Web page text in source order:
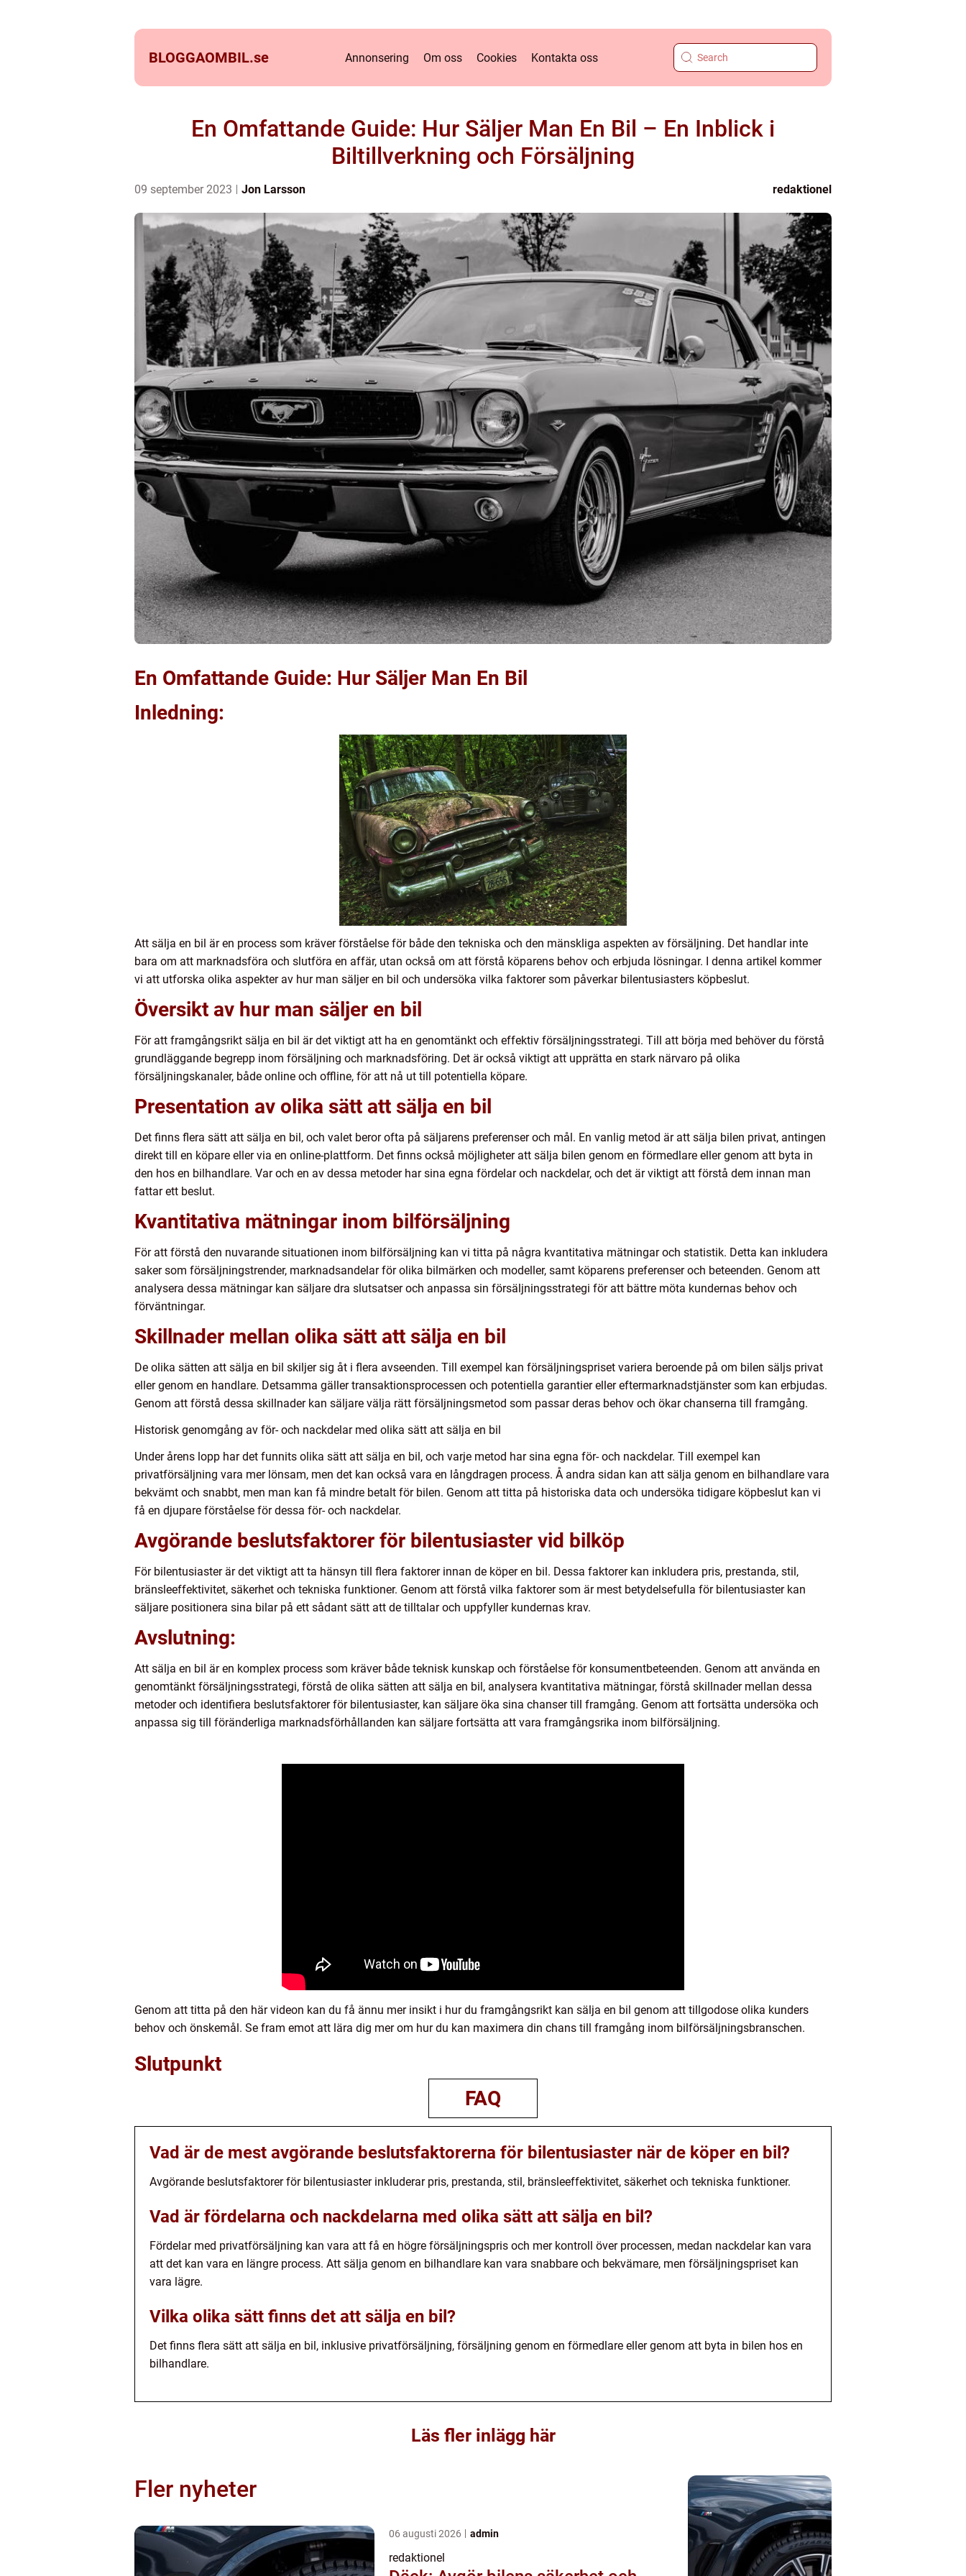
BLOGGAOMBIL.se Annonsering Om oss Cookies Kontakta oss
En Omfattande Guide: Hur Säljer Man En Bil – En Inblick i
Biltillverkning och Försäljning
09 september 2023 Jon Larsson redaktionel
En Omfattande Guide: Hur Säljer Man En Bil
Inledning:
Att sälja en bil är en process som kräver förståelse för både den tekniska och den mänskliga aspekten av försäljning. Det handlar inte
bara om att marknadsföra och slutföra en affär, utan också om att förstå köparens behov och erbjuda lösningar. I denna artikel kommer
vi att utforska olika aspekter av hur man säljer en bil och undersöka vilka faktorer som påverkar bilentusiasters köpbeslut.
Översikt av hur man säljer en bil
För att framgångsrikt sälja en bil är det viktigt att ha en genomtänkt och effektiv försäljningsstrategi. Till att börja med behöver du förstå
grundläggande begrepp inom försäljning och marknadsföring. Det är också viktigt att upprätta en stark närvaro på olika
försäljningskanaler, både online och offline, för att nå ut till potentiella köpare.
Presentation av olika sätt att sälja en bil
Det finns flera sätt att sälja en bil, och valet beror ofta på säljarens preferenser och mål. En vanlig metod är att sälja bilen privat, antingen
direkt till en köpare eller via en online-plattform. Det finns också möjligheter att sälja bilen genom en förmedlare eller genom att byta in
den hos en bilhandlare. Var och en av dessa metoder har sina egna fördelar och nackdelar, och det är viktigt att förstå dem innan man
fattar ett beslut.
Kvantitativa mätningar inom bilförsäljning
För att förstå den nuvarande situationen inom bilförsäljning kan vi titta på några kvantitativa mätningar och statistik. Detta kan inkludera
saker som försäljningstrender, marknadsandelar för olika bilmärken och modeller, samt köparens preferenser och beteenden. Genom att
analysera dessa mätningar kan säljare dra slutsatser och anpassa sin försäljningsstrategi för att bättre möta kundernas behov och
förväntningar.
Skillnader mellan olika sätt att sälja en bil
De olika sätten att sälja en bil skiljer sig åt i flera avseenden. Till exempel kan försäljningspriset variera beroende på om bilen säljs privat
eller genom en handlare. Detsamma gäller transaktionsprocessen och potentiella garantier eller eftermarknadstjänster som kan erbjudas.
Genom att förstå dessa skillnader kan säljare välja rätt försäljningsmetod som passar deras behov och ökar chanserna till framgång.
Historisk genomgång av för- och nackdelar med olika sätt att sälja en bil
Under årens lopp har det funnits olika sätt att sälja en bil, och varje metod har sina egna för- och nackdelar. Till exempel kan
privatförsäljning vara mer lönsam, men det kan också vara en långdragen process. Å andra sidan kan att sälja genom en bilhandlare vara
bekvämt och snabbt, men man kan få mindre betalt för bilen. Genom att titta på historiska data och undersöka tidigare köpbeslut kan vi
få en djupare förståelse för dessa för- och nackdelar.
Avgörande beslutsfaktorer för bilentusiaster vid bilköp
För bilentusiaster är det viktigt att ta hänsyn till flera faktorer innan de köper en bil. Dessa faktorer kan inkludera pris, prestanda, stil,
bränsleeffektivitet, säkerhet och tekniska funktioner. Genom att förstå vilka faktorer som är mest betydelsefulla för bilentusiaster kan
säljare positionera sina bilar på ett sådant sätt att de tilltalar och uppfyller kundernas krav.
Avslutning:
Att sälja en bil är en komplex process som kräver både teknisk kunskap och förståelse för konsumentbeteenden. Genom att använda en
genomtänkt försäljningsstrategi, förstå de olika sätten att sälja en bil, analysera kvantitativa mätningar, förstå skillnader mellan dessa
metoder och identifiera beslutsfaktorer för bilentusiaster, kan säljare öka sina chanser till framgång. Genom att fortsätta undersöka och
anpassa sig till föränderliga marknadsförhållanden kan säljare fortsätta att vara framgångsrika inom bilförsäljning.
Genom att titta på den här videon kan du få ännu mer insikt i hur du framgångsrikt kan sälja en bil genom att tillgodose olika kunders
behov och önskemål. Se fram emot att lära dig mer om hur du kan maximera din chans till framgång inom bilförsäljningsbranschen.
Slutpunkt
FAQ
Vad är de mest avgörande beslutsfaktorerna för bilentusiaster när de köper en bil?
Avgörande beslutsfaktorer för bilentusiaster inkluderar pris, prestanda, stil, bränsleeffektivitet, säkerhet och tekniska funktioner.
Vad är fördelarna och nackdelarna med olika sätt att sälja en bil?
Fördelar med privatförsäljning kan vara att få en högre försäljningspris och mer kontroll över processen, medan nackdelar kan vara
att det kan vara en längre process. Att sälja genom en bilhandlare kan vara snabbare och bekvämare, men försäljningspriset kan
vara lägre.
Vilka olika sätt finns det att sälja en bil?
Det finns flera sätt att sälja en bil, inklusive privatförsäljning, försäljning genom en förmedlare eller genom att byta in bilen hos en
bilhandlare.
Läs fler inlägg här
Fler nyheter
06 augusti 2026 admin
redaktionel